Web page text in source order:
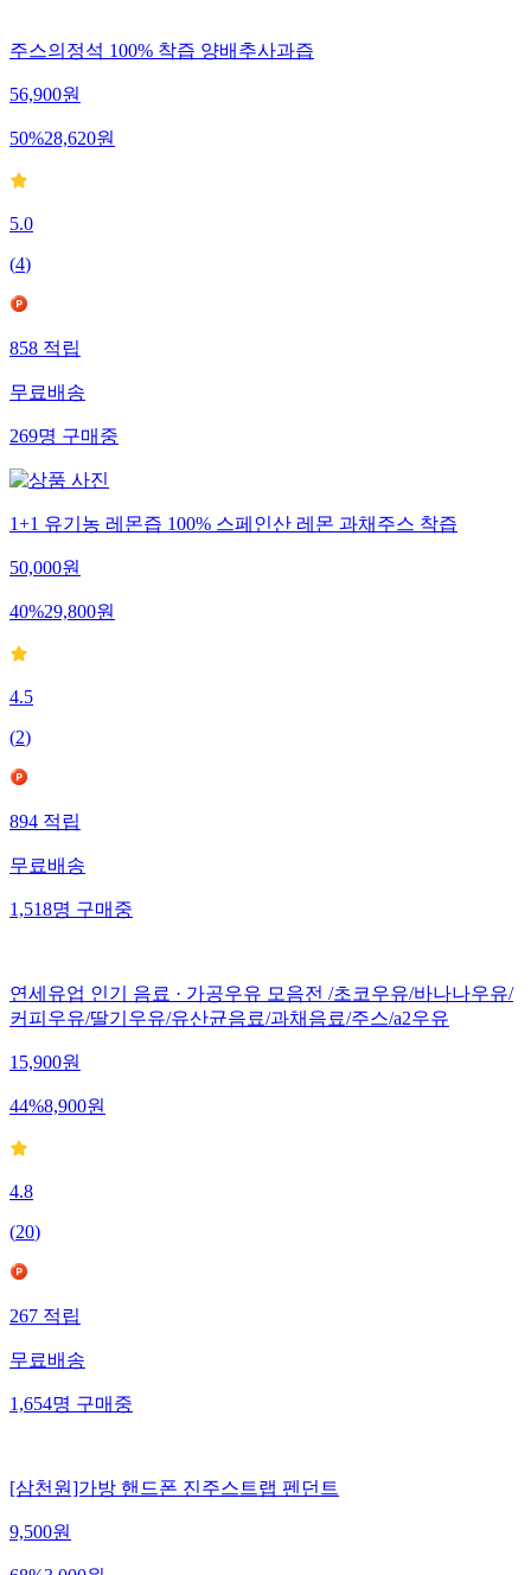
주스의정석 100% 착즙 양배추사과즙
56,900원
50%28,620원
5.0
(4)
858적립
무료배송
269명구매중
1+1 유기농 레몬즙 100% 스페인산 레몬 과채주스 착즙
50,000원
40%29,800원
4.5
(2)
894적립
무료배송
1,518명구매중
연세유업 인기 음료 · 가공우유 모음전 /초코우유/바나나우유/
커피우유/딸기우유/유산균음료/과채음료/주스/a2우유
15,900원
44%8,900원
4.8
(20)
267적립
무료배송
1,654명구매중
[삼천원]가방 핸드폰 진주스트랩 펜던트
9,500원